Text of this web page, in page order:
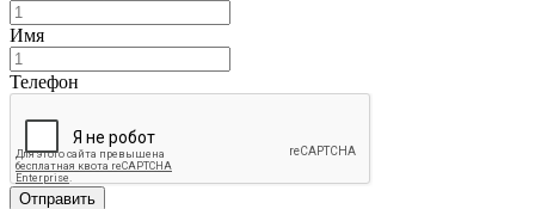
Имя
Телефон
Отправить